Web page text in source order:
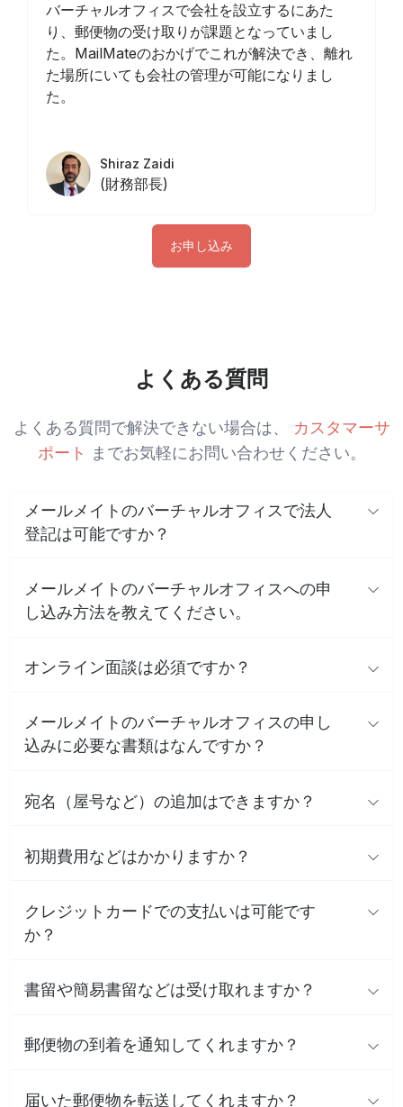
バーチャルオフィスで会社を設立するにあた
り、郵便物の受け取りが課題となっていまし
た。MailMateのおかげでこれが解決でき、離れ
た場所にいても会社の管理が可能になりまし
た。
Shiraz Zaidi
(財務部長)
お申し込み
よくある質問
よくある質問で解決できない場合は、
カスタマーサ
ポート までお気軽にお問い合わせください。
メールメイトのバーチャルオフィスで法人
登記は可能ですか？
メールメイトのバーチャルオフィスへの申
し込み方法を教えてください。
オンライン面談は必須ですか？
メールメイトのバーチャルオフィスの申し
込みに必要な書類はなんですか？
宛名（屋号など）の追加はできますか？
初期費用などはかかりますか？
クレジットカードでの支払いは可能です
か？
書留や簡易書留などは受け取れますか？
郵便物の到着を通知してくれますか？
届いた郵便物を転送してくれますか？